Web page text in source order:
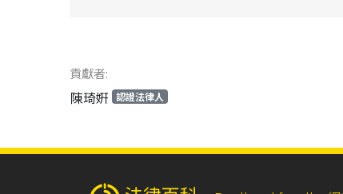
貢獻者:
陳琦姸 認證法律人